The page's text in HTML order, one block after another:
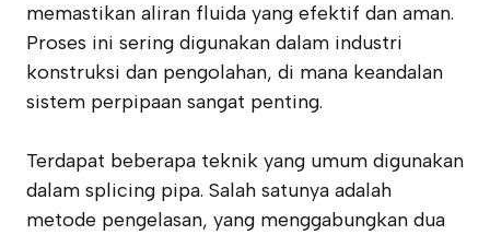
memastikan aliran fluida yang efektif dan aman.
Proses ini sering digunakan dalam industri
konstruksi dan pengolahan, di mana keandalan
sistem perpipaan sangat penting.
Terdapat beberapa teknik yang umum digunakan
dalam splicing pipa. Salah satunya adalah
metode pengelasan, yang menggabungkan dua